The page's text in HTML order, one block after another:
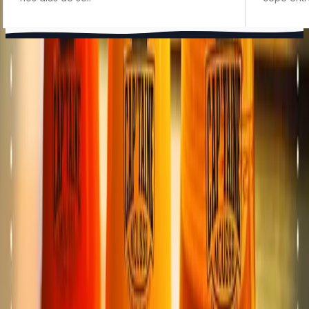
Espace TOTEM situé à Meyrin (GE), près de Genève, du